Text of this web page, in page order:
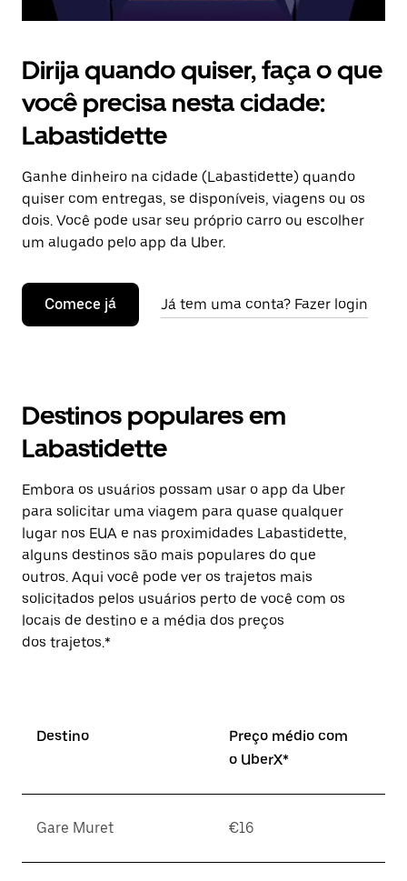
Dirija quando quiser, faça o que
você precisa nesta cidade:
Labastidette
Ganhe dinheiro na cidade (Labastidette) quando
quiser com entregas, se disponíveis, viagens ou os
dois. Você pode usar seu próprio carro ou escolher
um alugado pelo app da Uber.
Comece já Já tem uma conta? Fazer login
Destinos populares em
Labastidette
Embora os usuários possam usar o app da Uber
para solicitar uma viagem para quase qualquer
lugar nos EUA e nas proximidades Labastidette,
alguns destinos são mais populares do que
outros. Aqui você pode ver os trajetos mais
solicitados pelos usuários perto de você com os
locais de destino e a média dos preços
dos trajetos.*
Destino
Preço médio com
o UberX*
Gare Muret €16